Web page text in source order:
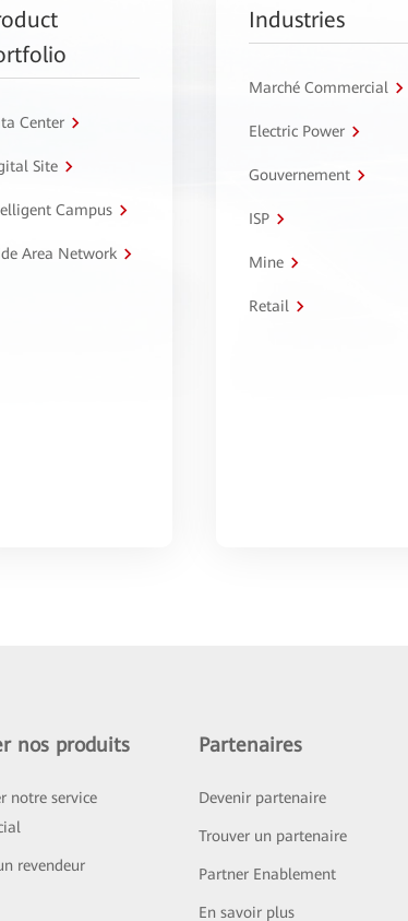
Center
Site
Campus
Area Network
Industries
Marché Commercial
Electric Power
Gouvernement
ISP
Mine
Retail
nos produits
notre service
revendeur
Partenaires
Devenir partenaire
Trouver un partenaire
Partner Enablement
En savoir plus